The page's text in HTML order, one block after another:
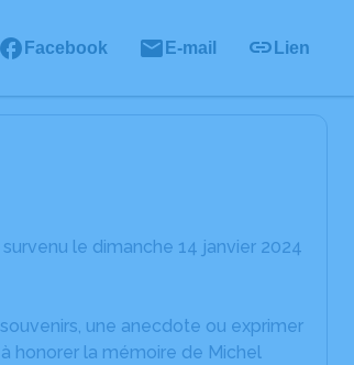
Facebook E-mail Lien
le dimanche 14 janvier 2024
une anecdote ou exprimer
honorer la mémoire de Michel